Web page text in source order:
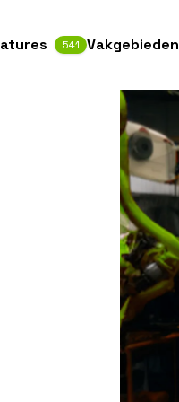
541 Vakgebieden